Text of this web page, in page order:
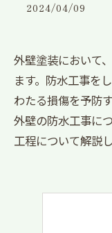
2024/04/09
外壁塗装において
ます。防水工事を
わたる損傷を予防
外壁の防水工事に
工程について解説